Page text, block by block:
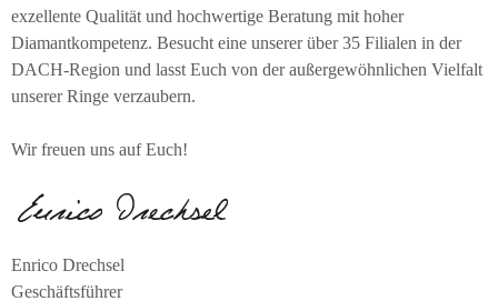
exzellente Qualität und hochwertige Beratung mit hoher
Diamantkompetenz. Besucht eine unserer über 35 Filialen in der
DACH-Region und lasst Euch von der außergewöhnlichen Vielfalt
unserer Ringe verzaubern.
Wir freuen uns auf Euch!
Enrico Drechsel
Geschäftsführer